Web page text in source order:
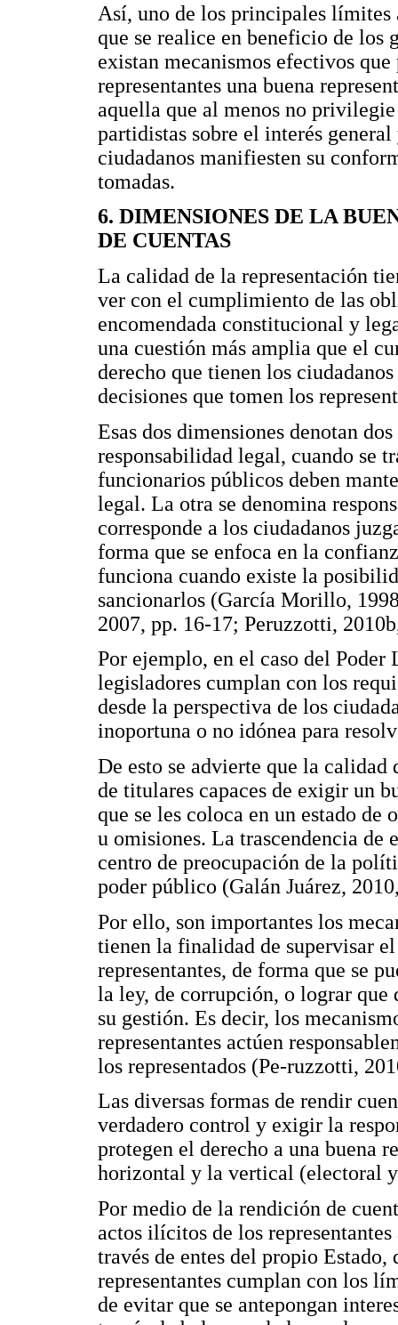
Así, uno de los principales
que se realice en beneficio de los
existan mecanismos efectivos
representantes una buena
aquella que al menos no
partidistas sobre el interés
ciudadanos manifiesten su
tomadas.
6. DIMENSIONES DE LA
DE CUENTAS
La calidad de la representación
ver con el cumplimiento de las
encomendada constitucional y
una cuestión más amplia que el
derecho que tienen los
decisiones que tomen los
Esas dos dimensiones denotan
responsabilidad legal, cuando se
funcionarios públicos deben
legal. La otra se denomina
corresponde a los ciudadanos
forma que se enfoca en la
funciona cuando existe la
sancionarlos (García Morillo,
2007, pp. 16-17; Peruzzotti,
Por ejemplo, en el caso del
legisladores cumplan con los
desde la perspectiva de los
inoportuna o no idónea para
De esto se advierte que la
de titulares capaces de exigir un
que se les coloca en un estado de
u omisiones. La trascendencia de
centro de preocupación de la
poder público (Galán Juárez,
Por ello, son importantes los
tienen la finalidad de supervisar
representantes, de forma que se
la ley, de corrupción, o lograr que
su gestión. Es decir, los
representantes actúen
los representados (Pe-ruzzotti,
Las diversas formas de rendir
verdadero control y exigir la
protegen el derecho a una buena
horizontal y la vertical (electoral
Por medio de la rendición de
actos ilícitos de los
través de entes del propio Estado,
representantes cumplan con los
de evitar que se antepongan